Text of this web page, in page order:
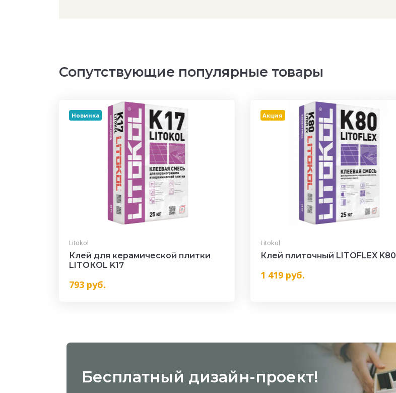
Сопутствующие популярные товары
Новинка
Litokol
Клей для керамической плитки
LITOКOL K17
793 руб.
Акция
Litokol
Клей плиточный LITOFLEX K80
1 419руб.
Бесплатный дизайн-проект!